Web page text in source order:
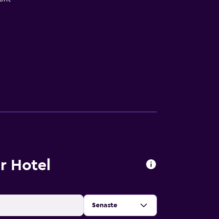
Hotel
Sortera efter
Senaste